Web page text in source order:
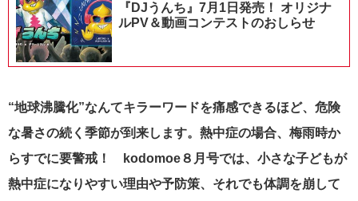
『DJうんち』7月1日発売！ オリジナ
ルPV＆動画コンテストのおしらせ
“地球沸騰化”なんてキラーワードを痛感できるほど、危険
な暑さの続く季節が到来します。熱中症の場合、梅雨時か
らすでに要警戒！ kodomoe８月号では、小さな子どもが
熱中症になりやすい理由や予防策、それでも体調を崩して